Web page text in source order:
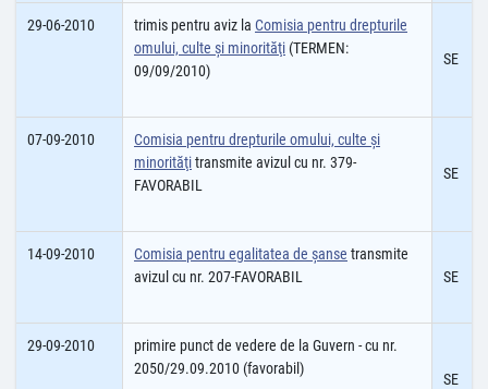
29-06-2010 trimis pentru aviz la Comisia pentru drepturile
omului, culte şi minorităţi (TERMEN:
09/09/2010)
SE
07-09-2010
Comisia pentru drepturile omului, culte şi
minorităţitransmite avizul cu nr. 379-
FAVORABIL
SE
14-09-2010 Comisia pentru egalitatea de şanse transmite
avizul cu nr. 207-FAVORABIL
SE
29-09-2010
primire punct de vedere de la Guvern - cu nr.
2050/29.09.2010 (favorabil)
SE